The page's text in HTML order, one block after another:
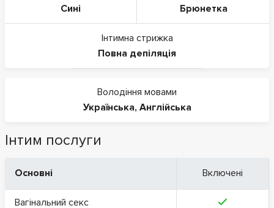
Сині
Брюнетка
Інтимна стрижка
Повна депіляція
Володіння мовами
Українська, Англійська
Інтим послуги
Основні Включені
Вагінальний секс